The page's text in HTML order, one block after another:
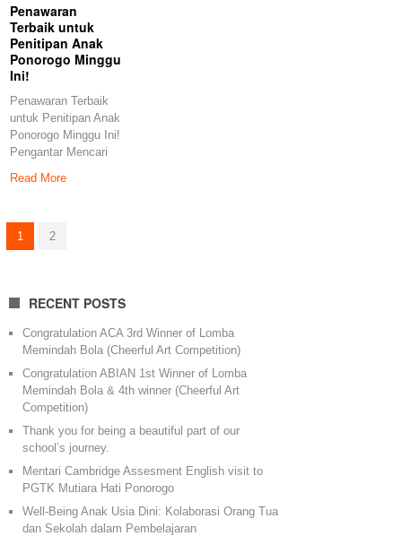
Penawaran
Terbaik untuk
Penitipan Anak
Ponorogo Minggu
Ini!
Penawaran Terbaik
untuk Penitipan Anak
Ponorogo Minggu Ini!
Pengantar Mencari
tepat
Read More
1 2
RECENT POSTS
Congratulation ACA 3rd Winner of Lomba
Memindah Bola (Cheerful Art Competition)
Congratulation ABIAN 1st Winner of Lomba
Memindah Bola & 4th winner (Cheerful Art
Competition)
Thank you for being a beautiful part of our
school’s journey.
Mentari Cambridge Assesment English visit to
PGTK Mutiara Hati Ponorogo
Well-Being Anak Usia Dini: Kolaborasi Orang Tua
dan Sekolah dalam Pembelajaran